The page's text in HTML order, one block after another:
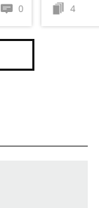
0 4